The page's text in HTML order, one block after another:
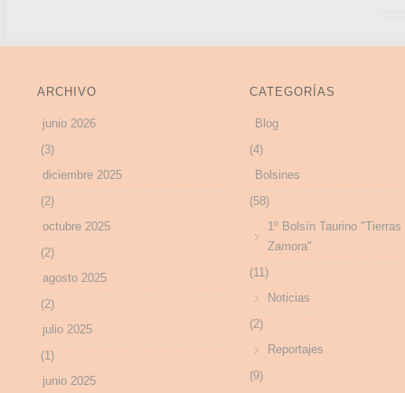
ARCHIVO
junio 2026
(3)
diciembre 2025
(2)
octubre 2025
(2)
agosto 2025
(2)
julio 2025
(1)
junio 2025
CATEGORÍAS
Blog
(4)
Bolsines
(58)
1º Bolsín Taurino "Tierras
Zamora"
(11)
Noticias
(2)
Reportajes
(9)